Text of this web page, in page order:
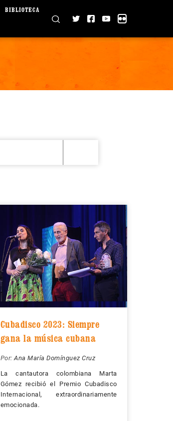
BIBLIOTECA
Cubadisco 2023: Siempre
gana la música cubana
Por:Ana María Domínguez Cruz
La cantautora colombiana Marta
Gómez recibió el Premio Cubadisco
Internacional, extraordinariamente
emocionada.